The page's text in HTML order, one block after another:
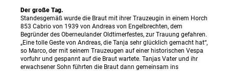
Der große Tag.
Standesgemäß wurde die Braut mit ihrer Trauzeugin in einem Horch
853 Cabrio von 1939 von Andreas von Engelbrechten, dem
Begründer des Oberneulander Oldtimerfestes, zur Trauung gefahren.
„Eine tolle Geste von Andreas, die Tanja sehr glücklich gemacht hat“,
so Marco, der mit seinem Trauzeugen auf einer historischen Vespa
vorfuhr und gespannt auf die Braut wartete. Tanjas Vater und ihr
erwachsener Sohn führten die Braut dann gemeinsam ins